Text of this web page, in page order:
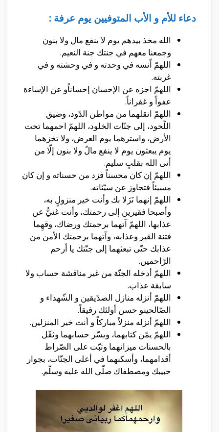
دعاء للأم و الأب المتوفيين يوم عرفة :
الله مخذ بيدهم يوم لا ينفع مال ولا بنون
وجمعنا معهم في جنتك جنة النعيم.
اللهمّ اّنسه في وحدته و في وحشته و في
غربته.
اللهمّ اجزه عن الإحسان إحساناًو عن الإساءة
عفواً و غفراناً.
اللهمّ انقلهما من مواطن الدّود، وضيق
اللّحود، إلى جنّات الخلود، اللهمّ احمهما تحت
الأرض، واسترهما يوم العرض، ولا تخزهما
يوم يبعثون يوم لا ينفع مالٌ ولا بنون إلّا من
أتى الله بقلبٍ سليم.
اللهمّ إن كان محسناً فزد من حسناته و إن كان
مسيئاً فتجاوز عن سيّئاته.
اللهمّ إنهما نَزَلا بك وأنت خير منزولٍ به،
وأصبحا فقيرين إلى رحمتك، وأنت غنيٌّ عن
عذابها، اللهمّ آتهما برحمتك ورضاك، وقهِما
فتنة القبر وعذابه، وآتهما برحمتك الأمن من
عذابك حتّى تبعثهما إلى جنّتك يا أرحم
الرّاحمين.
اللهمّ أدخله الجنّة من غير مناقشة حساب ولا
سابقة عذاب.
اللهمّ أنزله منازل الصدّيقين و الشّهداء و
الصّالحينو حسن أولئك رفيقاً.
اللهمّ أنزله منزلاً مباركاً و أنت خير المنزلين.
اللهمّ يمّن كتابهما، ويسّر حسابهما وثقّل
بالحسنات ميزانهما وثبّت على الصّراط
أقدامهما، وأسكنهما في أعلى الجنّات، بجوار
حبيبك ومصطفاك صلّى الله عليه وسلّم.